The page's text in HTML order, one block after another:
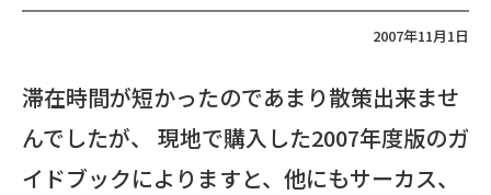
2007年11月1日
滞在時間が短かったのであまり散策出来ませ
んでしたが、 現地で購入した2007年度版のガ
イドブックによりますと、他にもサーカス、